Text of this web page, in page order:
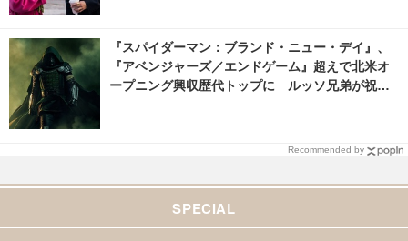
『スパイダーマン：ブランド・ニュー・デイ』、
『アベンジャーズ／エンドゲーム』超えで北米オ
ープニング興収歴代トップに ルッソ兄弟が祝福
Recommended by
SPECIAL